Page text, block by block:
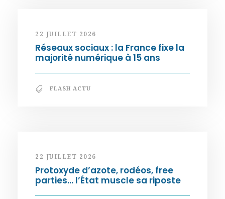
22 JUILLET 2026
Réseaux sociaux : la France fixe la
majorité numérique à 15 ans
FLASH ACTU
22 JUILLET 2026
Protoxyde d’azote, rodéos, free
parties… l’État muscle sa riposte